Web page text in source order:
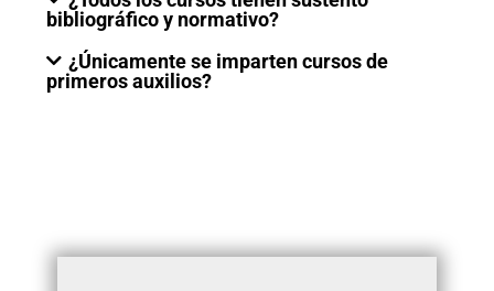
bibliográfico y normativo?
¿Únicamente se imparten cursos de
primeros auxilios?